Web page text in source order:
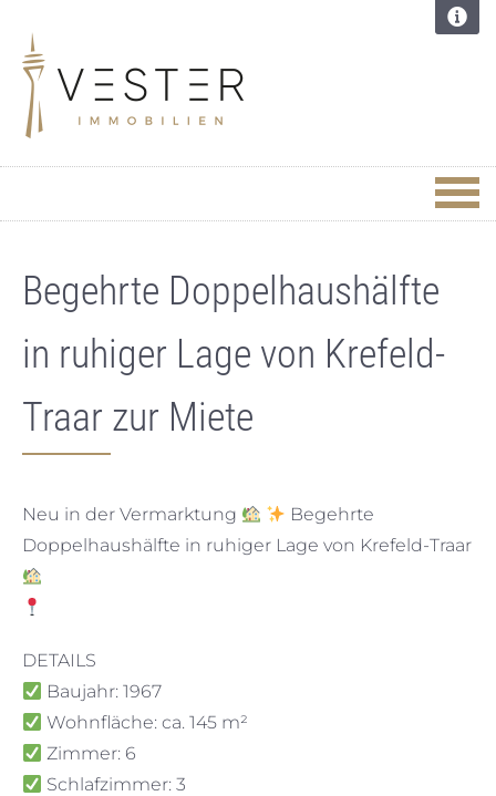
Begehrte Doppelhaushälfte
in ruhiger Lage von Krefeld-
Traar zur Miete
Neu in der Vermarktung
Begehrte
Doppelhaushälfte in ruhiger Lage von Krefeld-Traar
DETAILS
Baujahr: 1967
Wohnfläche: ca. 145 m²
Zimmer: 6
Schlafzimmer: 3